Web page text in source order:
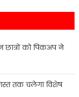
छात्रों को पिकअप ने
तक चलेगा विशेष